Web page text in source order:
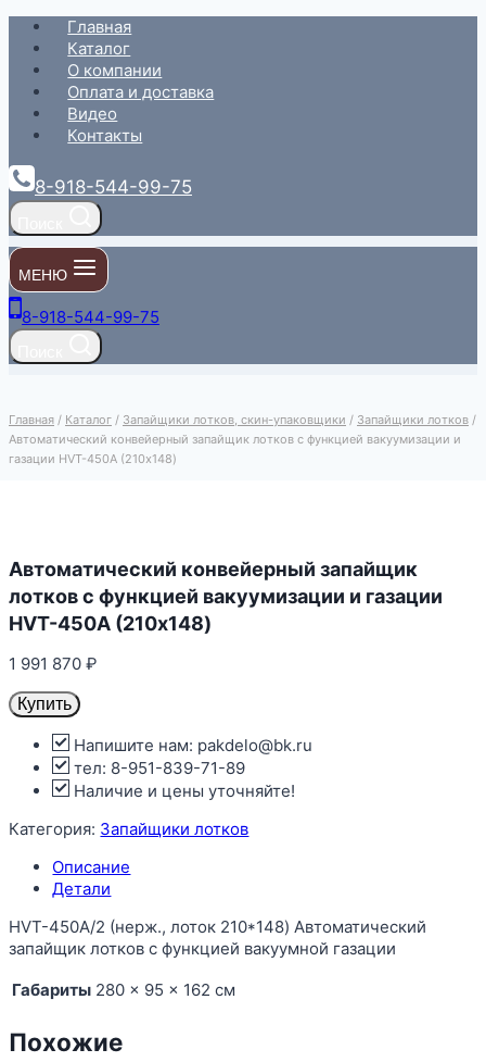
Перейти
содержимому
Главная
Каталог
О компании
Оплата и доставка
Видео
Контакты
8-918-544-99-75
МЕНЮ
8-918-544-99-75
Главная / Каталог / Запайщики лотков, скин-упаковщики / Запайщики лотков /
Автоматический конвейерный запайщик лотков с функцией вакуумизации и
газации HVT-450A (210х148)
Автоматический конвейерный запайщик
лотков с функцией вакуумизации и газации
HVT-450A (210х148)
1 991 870₽
Купить
Напишите нам: pakdelo@bk.ru
тел: 8-951-839-71-89
Наличие и цены уточняйте!
Категория: Запайщики лотков
Описание
Детали
HVT-450A/2 (нерж., лоток 210*148) Автоматический
запайщик лотков с функцией вакуумной газации
Габариты 280 × 95 × 162 см
Похожие